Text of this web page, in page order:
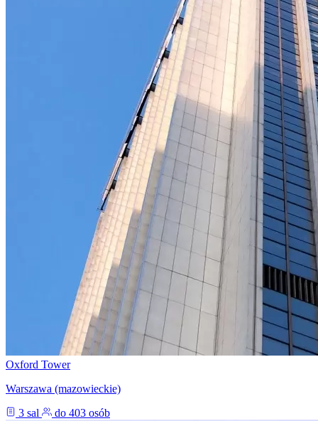
Oxford Tower
Warszawa (mazowieckie)
3 sal
do 403 osób